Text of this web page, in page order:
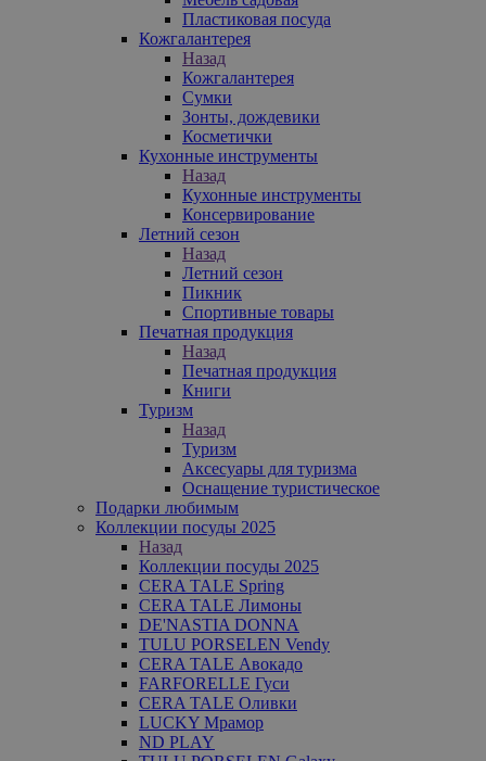
Пластиковая посуда
Кожгалантерея
Назад
Кожгалантерея
Сумки
Зонты, дождевики
Косметички
Кухонные инструменты
Назад
Кухонные инструменты
Консервирование
Летний сезон
Назад
Летний сезон
Пикник
Спортивные товары
Печатная продукция
Назад
Печатная продукция
Книги
Туризм
Назад
Туризм
Аксесуары для туризма
Оснащение туристическое
Подарки любимым
Коллекции посуды 2025
Назад
Коллекции посуды 2025
CERA TALE Spring
CERA TALE Лимоны
DE'NASTIA DONNA
TULU PORSELEN Vendy
CERA TALE Авокадо
FARFORELLE Гуси
CERA TALE Оливки
LUCKY Мрамор
ND PLAY